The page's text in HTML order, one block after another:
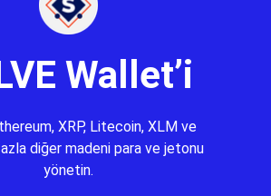
Wallet’i
XRP, Litecoin, XLM ve
diğer madeni para ve jetonu
yönetin.